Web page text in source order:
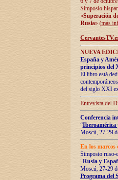
Simposio
«Superación
Rusia» (más
NUEVA
España y
principios del
El libro está
del siglo XXI
Entrevista del
Conferencia
“Iberoamérica
Moscú, 27-29
En los marcos
Simposio ruso-
"Rusia y
Moscú, 27-29
Programa del